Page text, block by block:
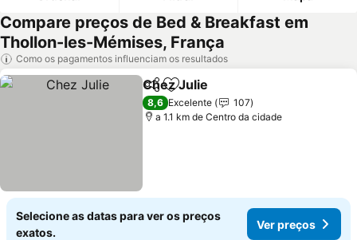
Compare preços de Bed & Breakfast em
Thollon-les-Mémises, França
Como os pagamentos influenciam os resultados
PartilharAdicionar aos favoritos
Chez Julie
8,6 Excelente
107
a 1.1 km de Centro da cidade
Selecione as datas para ver os preços
exatos.
Ver preços